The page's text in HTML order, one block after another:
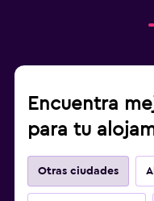
Encuentra
para tu
Otras ciudades